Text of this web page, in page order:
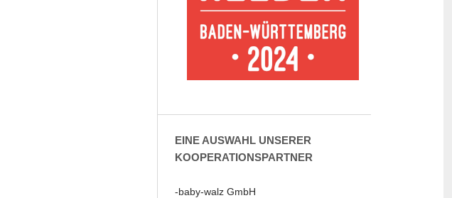
EINE AUSWAHL UNSERER
KOOPERATIONSPARTNER
-baby-walz GmbH